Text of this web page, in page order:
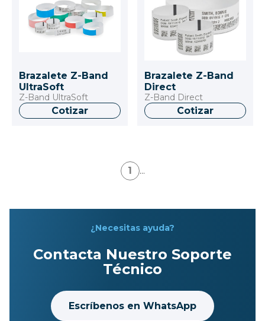
Brazalete Z-Band
UltraSoft
Z-Band UltraSoft
Cotizar
Brazalete Z-Band
Direct
Z-Band Direct
Cotizar
1 ...
¿Necesitas ayuda?
Contacta Nuestro Soporte
Técnico
Escríbenos en WhatsApp